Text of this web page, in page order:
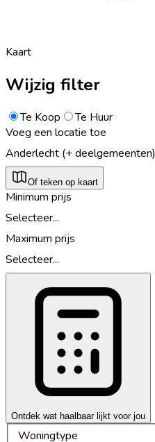
Kaart
Wijzig filter
Te Koop
Te Huur
Voeg een locatie toe
Anderlecht (+ deelgemeenten)
Of teken op kaart
Minimum prijs
Selecteer...
Maximum prijs
Selecteer...
Ontdek wat haalbaar lijkt voor jou
Woningtype